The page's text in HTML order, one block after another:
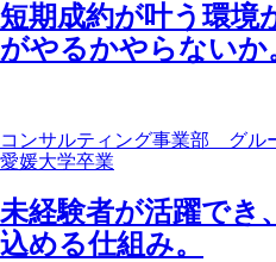
短期成約が叶う環境
がやるかやらないか
コンサルティング事業部 グル
愛媛大学卒業
未経験者が活躍でき
込める仕組み。